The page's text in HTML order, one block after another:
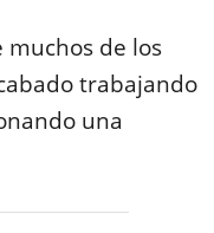
de los
trabajando
una